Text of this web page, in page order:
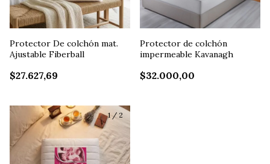
Protector De colchón mat.
Ajustable Fiberball
$27.627,69
Protector de colchón
impermeable Kavanagh
$32.000,00
1 / 2